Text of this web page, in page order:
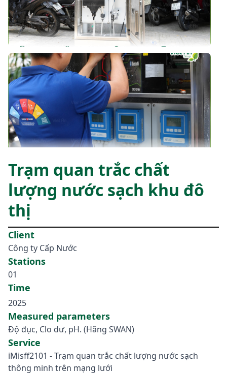
Trạm quan trắc chất
lượng nước sạch khu đô
thị
Client
Công ty Cấp Nước
Stations
01
Time
2025
Measured parameters
Độ đục, Clo dư, pH. (Hãng SWAN)
Service
iMisff2101 - Trạm quan trắc chất lượng nước sạch
thông minh trên mạng lưới